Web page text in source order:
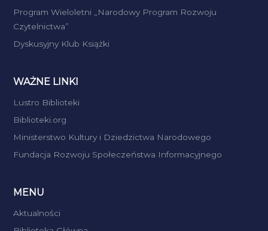
Program Wieloletni „Narodowy Program Rozwoju
Czytelnictwa”
Dyskusyjny Klub Książki
WAŻNE LINKI
Lustro Biblioteki
Biblioteki.org
Ministerstwo Kultury i Dziedzictwa Narodowego
Fundacja Rozwoju Społeczeństwa Informacyjnego
MENU
Aktualności